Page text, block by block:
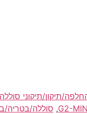
תיקון/תיקוני
, סוללה/בטריה/